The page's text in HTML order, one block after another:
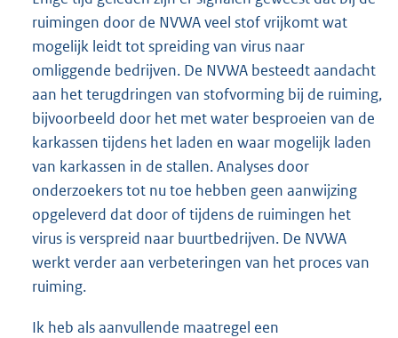
ruimingen door de NVWA veel stof vrijkomt wat
mogelijk leidt tot spreiding van virus naar
omliggende bedrijven. De NVWA besteedt aandacht
aan het terugdringen van stofvorming bij de ruiming,
bijvoorbeeld door het met water besproeien van de
karkassen tijdens het laden en waar mogelijk laden
van karkassen in de stallen. Analyses door
onderzoekers tot nu toe hebben geen aanwijzing
opgeleverd dat door of tijdens de ruimingen het
virus is verspreid naar buurtbedrijven. De NVWA
werkt verder aan verbeteringen van het proces van
ruiming.
Ik heb als aanvullende maatregel een